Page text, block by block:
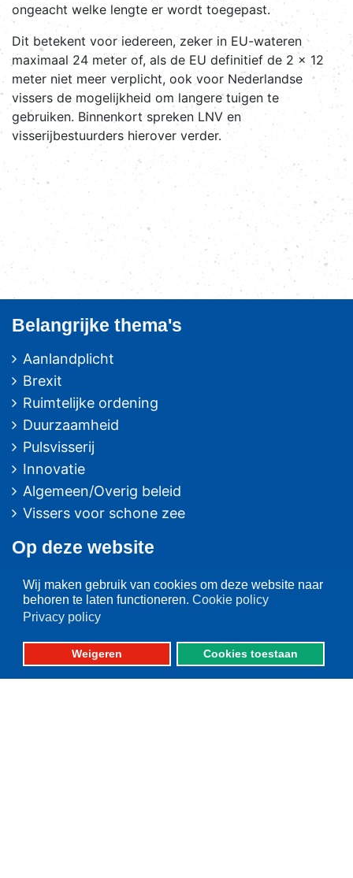
Wij maken gebruik van cookies om deze website naar
behoren te laten functioneren. Cookie policy
Privacy policy
Weigeren Cookies toestaan
ongeacht welke lengte er wordt toegepast.
Dit betekent voor iedereen, zeker in EU-wateren
maximaal 24 meter of, als de EU definitief de 2 x 12
meter niet meer verplicht, ook voor Nederlandse
vissers de mogelijkheid om langere tuigen te
gebruiken. Binnenkort spreken LNV en
visserijbestuurders hierover verder.
Belangrijke thema's
Aanlandplicht
Brexit
Ruimtelijke ordening
Duurzaamheid
Pulsvisserij
Innovatie
Algemeen/Overig beleid
Vissers voor schone zee
Op deze website
Over VisNed
PO's
Vertegenwoordiging
Contact
Nieuwsarchief